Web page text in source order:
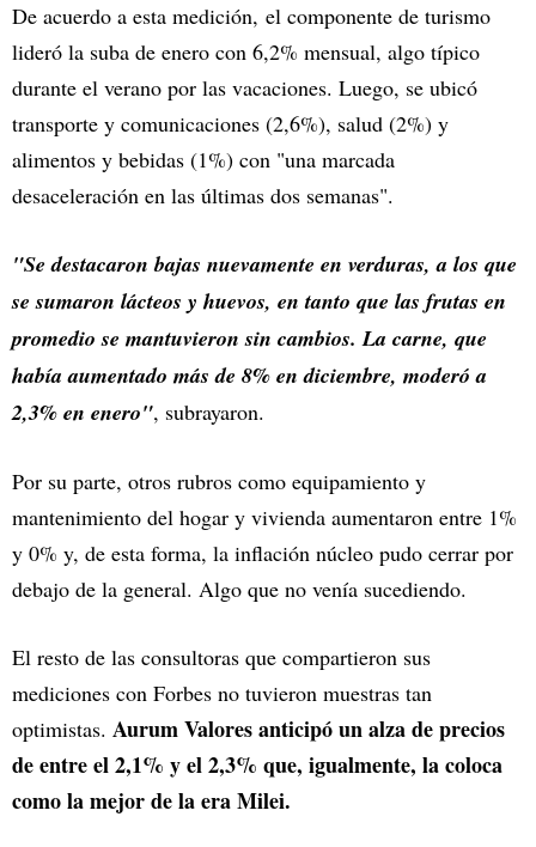
De acuerdo a esta medición, el componente de turismo
lideró la suba de enero con 6,2% mensual, algo típico
durante el verano por las vacaciones. Luego, se ubicó
transporte y comunicaciones (2,6%), salud (2%) y
alimentos y bebidas (1%) con "una marcada
desaceleración en las últimas dos semanas".
"Se destacaron bajas nuevamente en verduras, a los que
se sumaron lácteos y huevos, en tanto que las frutas en
promedio se mantuvieron sin cambios. La carne, que
había aumentado más de 8% en diciembre, moderó a
2,3% en enero", subrayaron.
Por su parte, otros rubros como equipamiento y
mantenimiento del hogar y vivienda aumentaron entre 1%
y 0% y, de esta forma, la inflación núcleo pudo cerrar por
debajo de la general. Algo que no venía sucediendo.
El resto de las consultoras que compartieron sus
mediciones con Forbes no tuvieron muestras tan
optimistas. Aurum Valores anticipó un alza de precios
de entre el 2,1% y el 2,3% que, igualmente, la coloca
como la mejor de la era Milei.